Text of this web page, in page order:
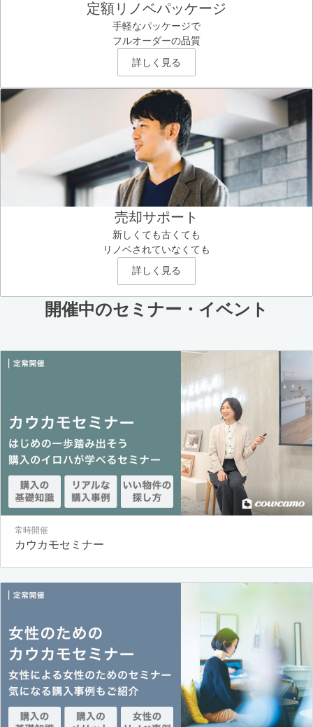
定額リノベパッケージ
手軽なパッケージで
フルオーダーの品質
詳しく見る
売却サポート
新しくても古くても
リノベされていなくても
詳しく見る
開催中のセミナー・イベント
常時開催
カウカモセミナー